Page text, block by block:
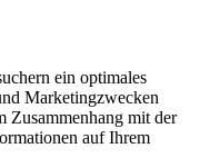
ein optimales
Marketingzwecken
Zusammenhang mit der
auf Ihrem